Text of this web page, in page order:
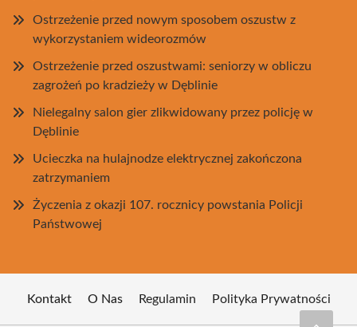
Ostrzeżenie przed nowym sposobem oszustw z
wykorzystaniem wideorozmów
Ostrzeżenie przed oszustwami: seniorzy w obliczu
zagrożeń po kradzieży w Dęblinie
Nielegalny salon gier zlikwidowany przez policję w
Dęblinie
Ucieczka na hulajnodze elektrycznej zakończona
zatrzymaniem
Życzenia z okazji 107. rocznicy powstania Policji
Państwowej
Kontakt O Nas Regulamin Polityka Prywatności